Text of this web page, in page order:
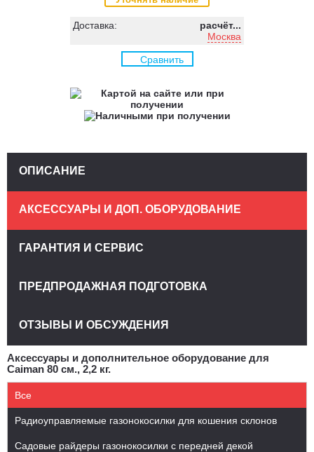
Доставка:
расчёт...
Москва
Сравнить
Аксессуары и дополнительное оборудование для
Caiman 80 см., 2,2 кг.
Все
Радиоуправляемые газонокосилки для кошения склонов
Садовые райдеры газонокосилки с передней декой
ОПИСАНИЕ
АКСЕССУАРЫ И ДОП. ОБОРУДОВАНИЕ
ГАРАНТИЯ И СЕРВИС
ПРЕДПРОДАЖНАЯ ПОДГОТОВКА
ОТЗЫВЫ И ОБСУЖДЕНИЯ